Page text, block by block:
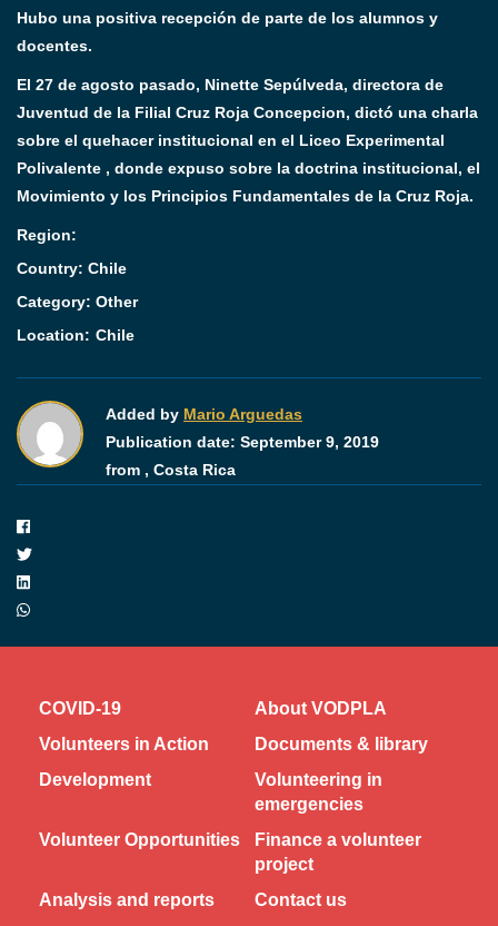
Hubo una positiva recepción de parte de los alumnos y
docentes.
El 27 de agosto pasado, Ninette Sepúlveda, directora de
Juventud de la Filial Cruz Roja Concepcion, dictó una charla
sobre el quehacer institucional en el Liceo Experimental
Polivalente , donde expuso sobre la doctrina institucional, el
Movimiento y los Principios Fundamentales de la Cruz Roja.
Region:
Country: Chile
Category: Other
Location: Chile
Added by Mario Arguedas
Publication date: September 9, 2019
from , Costa Rica
COVID-19
About VODPLA
Volunteers in Action
Documents & library
Development
Volunteering in
emergencies
Volunteer Opportunities
Finance a volunteer
project
Analysis and reports
Contact us